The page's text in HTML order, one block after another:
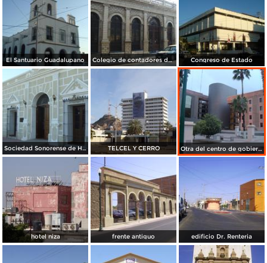
El Santuario Guadalupano Colegio de contadores de sonora Congreso de Estado
Sociedad Sonorense de Historia (antigua casa Uruchurtu) TELCEL Y CERRO Otra del centro de gobierno
hotel niza frente antiguo edificio Dr. Renteria